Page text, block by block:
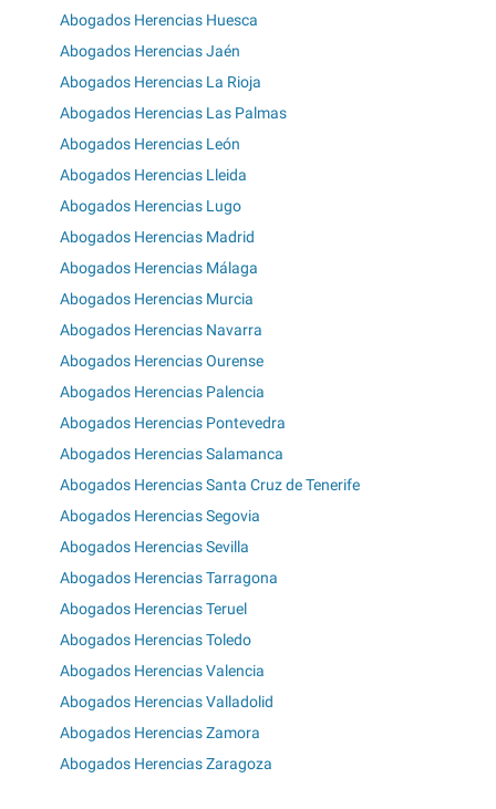
Abogados Herencias Huesca
Abogados Herencias Jaén
Abogados Herencias La Rioja
Abogados Herencias Las Palmas
Abogados Herencias León
Abogados Herencias Lleida
Abogados Herencias Lugo
Abogados Herencias Madrid
Abogados Herencias Málaga
Abogados Herencias Murcia
Abogados Herencias Navarra
Abogados Herencias Ourense
Abogados Herencias Palencia
Abogados Herencias Pontevedra
Abogados Herencias Salamanca
Abogados Herencias Santa Cruz de Tenerife
Abogados Herencias Segovia
Abogados Herencias Sevilla
Abogados Herencias Tarragona
Abogados Herencias Teruel
Abogados Herencias Toledo
Abogados Herencias Valencia
Abogados Herencias Valladolid
Abogados Herencias Zamora
Abogados Herencias Zaragoza